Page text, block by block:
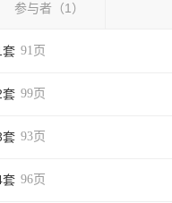
参与者（1 ）
套 91页
套 99页
套 93页
套 96页